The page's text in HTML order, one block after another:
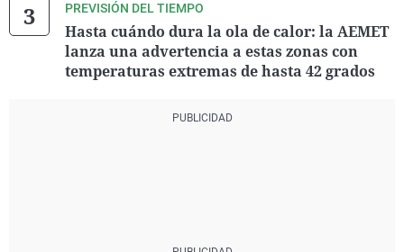
PREVISIÓN DEL TIEMPO
Hasta cuándo dura la ola de calor: la AEMET
lanza una advertencia a estas zonas con
temperaturas extremas de hasta 42 grados